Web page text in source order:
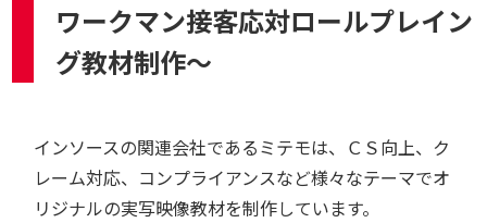
ワークマン接客応対ロールプレイン
グ教材制作～
インソースの関連会社であるミテモは、ＣＳ向上、ク
レーム対応、コンプライアンスなど様々なテーマでオ
リジナルの実写映像教材を制作しています。